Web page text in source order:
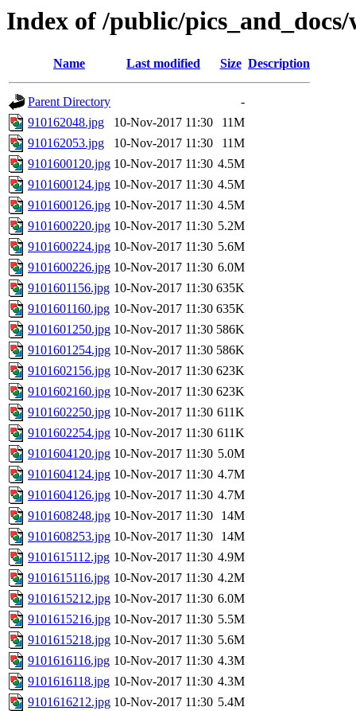
Index of /public/
Name Last modified Size Description
Parent Directory
-
910162048.jpg
10-Nov-2017 11:30
11M
910162053.jpg
10-Nov-2017 11:30
11M
9101600120.jpg 10-Nov-2017 11:30 4.5M
9101600124.jpg 10-Nov-2017 11:30 4.5M
9101600126.jpg 10-Nov-2017 11:30 4.5M
9101600220.jpg 10-Nov-2017 11:30 5.2M
9101600224.jpg 10-Nov-2017 11:30 5.6M
9101600226.jpg 10-Nov-2017 11:30 6.0M
9101601156.jpg 10-Nov-2017 11:30 635K
9101601160.jpg 10-Nov-2017 11:30 635K
9101601250.jpg 10-Nov-2017 11:30 586K
9101601254.jpg 10-Nov-2017 11:30 586K
9101602156.jpg 10-Nov-2017 11:30 623K
9101602160.jpg 10-Nov-2017 11:30 623K
9101602250.jpg 10-Nov-2017 11:30 611K
9101602254.jpg 10-Nov-2017 11:30 611K
9101604120.jpg 10-Nov-2017 11:30 5.0M
9101604124.jpg 10-Nov-2017 11:30 4.7M
9101604126.jpg 10-Nov-2017 11:30 4.7M
9101608248.jpg 10-Nov-2017 11:30
14M
9101608253.jpg 10-Nov-2017 11:30
14M
9101615112.jpg 10-Nov-2017 11:30 4.9M
9101615116.jpg 10-Nov-2017 11:30 4.2M
9101615212.jpg 10-Nov-2017 11:30 6.0M
9101615216.jpg 10-Nov-2017 11:30 5.5M
9101615218.jpg 10-Nov-2017 11:30 5.6M
9101616116.jpg 10-Nov-2017 11:30 4.3M
9101616118.jpg 10-Nov-2017 11:30 4.3M
9101616212.jpg 10-Nov-2017 11:30 5.4M